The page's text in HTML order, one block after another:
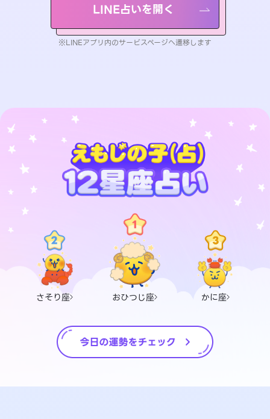
LINE占いを開く
※LINEアプリ内のサービスページへ遷移します
さそり座 おひつじ座 かに座